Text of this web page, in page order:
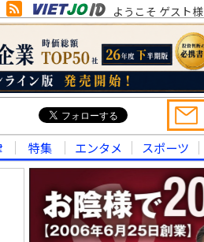
ようこそ ゲスト様
特集 エンタメ スポーツ